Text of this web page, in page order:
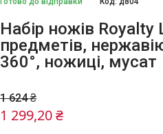
Набір ножів Royalty
предметів,
360°, ножиці, мусат
1 624 ₴
1 299,20 ₴